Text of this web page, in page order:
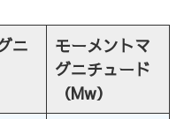
ニ
モーメントマ
グニチュード
（Mw）